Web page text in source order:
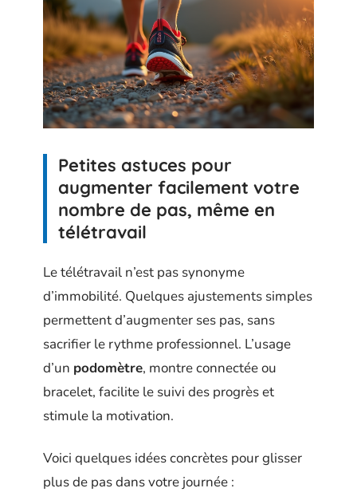
Petites astuces pour
augmenter facilement votre
nombre de pas, même en
télétravail
Le télétravail n’est pas synonyme
d’immobilité. Quelques ajustements simples
permettent d’augmenter ses pas, sans
sacrifier le rythme professionnel. L’usage
d’un podomètre, montre connectée ou
bracelet, facilite le suivi des progrès et
stimule la motivation.
Voici quelques idées concrètes pour glisser
plus de pas dans votre journée :